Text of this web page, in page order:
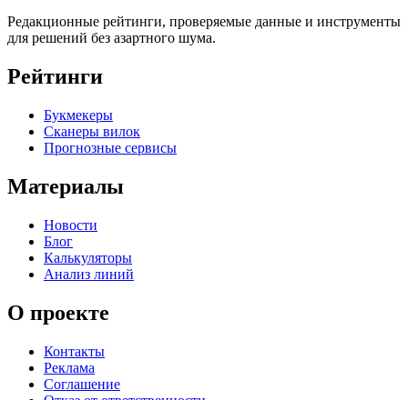
Редакционные рейтинги, проверяемые данные и инструменты
для решений без азартного шума.
Рейтинги
Букмекеры
Сканеры вилок
Прогнозные сервисы
Материалы
Новости
Блог
Калькуляторы
Анализ линий
О проекте
Контакты
Реклама
Соглашение